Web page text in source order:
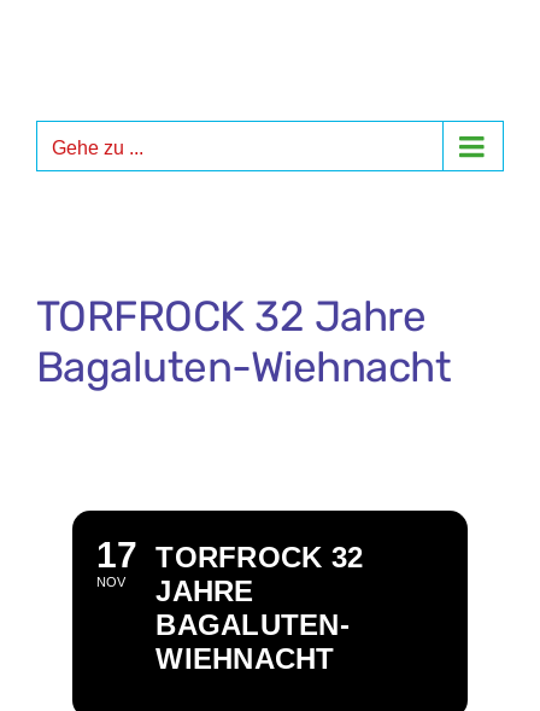
Gehe zu ...
TORFROCK 32 Jahre
Bagaluten-Wiehnacht
17
NOV
TORFROCK 32
JAHRE
BAGALUTEN-
WIEHNACHT